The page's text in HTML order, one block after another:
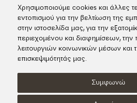
Χρησιμοποιούμε cookies και άλλες
εντοπισμού για την βελτίωση της
στην ιστοσελίδα μας, για την
περιεχομένου και διαφημίσεων, την
λειτουργιών κοινωνικών μέσων και
επισκεψιμότητάς μας.
Συμφωνώ
Κεραμικό γαϊδουράκι
Πολιτική Cookies